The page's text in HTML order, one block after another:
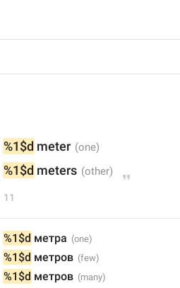
%1$d meter
%1$d meters
11
%1$d метра
%1$d метров
%1$d метров